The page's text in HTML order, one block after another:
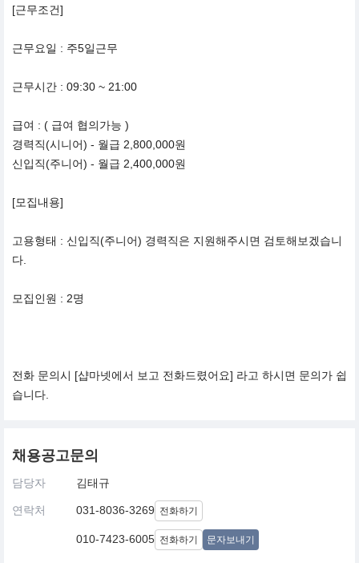
[근무조건]
근무요일 : 주5일근무
근무시간 : 09:30 ~ 21:00
급여 : ( 급여 협의가능 )
경력직(시니어) - 월급 2,800,000원
신입직(주니어) - 월급 2,400,000원
[모집내용]
고용형태 : 신입직(주니어) 경력직은 지원해주시면 검토해보겠습니
다.
모집인원 : 2명
전화 문의시 [샵마넷에서 보고 전화드렸어요] 라고 하시면 문의가 쉽
습니다.
채용공고문의
담당자 김태규
연락처 031-8036-3269 전화하기
010-7423-6005 전화하기 문자보내기